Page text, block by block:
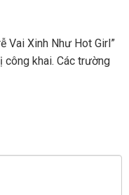
Vai Xinh Như Hot Girl”
công khai. Các trường